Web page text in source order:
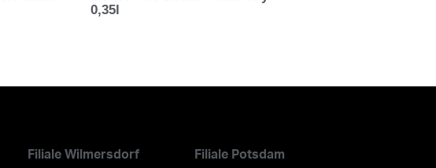
0,35l
Filiale Wilmersdorf Filiale Potsdam